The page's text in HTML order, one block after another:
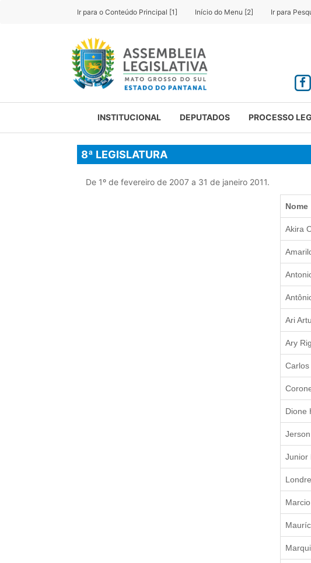
Ir para o Conteúdo Principal [1] Início do Menu [2] Ir para
INSTITUCIONAL DEPUTADOS PROCESSO
8ª LEGISLATURA
De 1º de fevereiro de 2007 a 31 de janeiro 2011.
Nome
Akira
Ari
Ary
Dione
Junior